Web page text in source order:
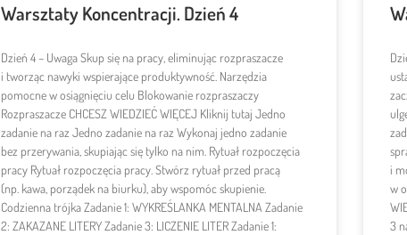
Warsztaty Koncentracji. Dzień 4
Dzień 4 – Uwaga Skup się na pracy, eliminując rozpraszacze
i tworząc nawyki wspierające produktywność. Narzędzia
pomocne w osiągnięciu celu Blokowanie rozpraszaczy
Rozpraszacze CHCESZ WIEDZIEĆ WIĘCEJ Kliknij tutaj Jedno
zadanie na raz Jedno zadanie na raz Wykonaj jedno zadanie
bez przerywania, skupiając się tylko na nim. Rytuał rozpoczęcia
pracy Rytuał rozpoczęcia pracy. Stwórz rytuał przed pracą
(np. kawa, porządek na biurku), aby wspomóc skupienie.
Codzienna trójka Zadanie 1: WYKREŚLANKA MENTALNA Zadanie
2: ZAKAZANE LITERY Zadanie 3: LICZENIE LITER Zadanie 1:
i
w
3